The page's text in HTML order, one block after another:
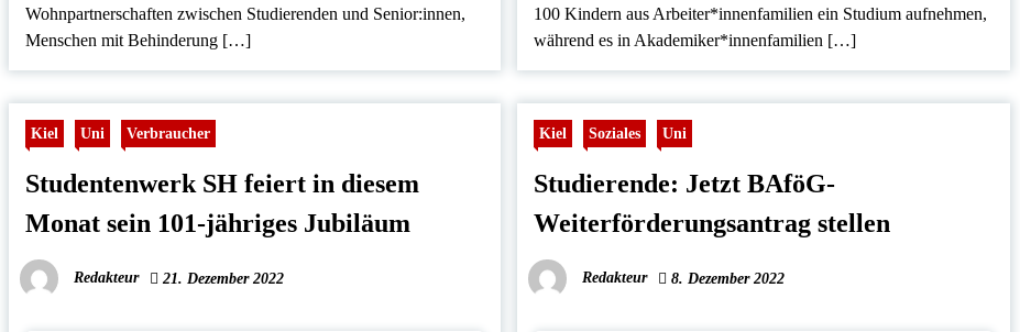
Wohnpartnerschaften zwischen Studierenden und Senior:innen,
Menschen mit Behinderung […]
100 Kindern aus Arbeiter*innenfamilien ein Studium aufnehmen,
während es in Akademiker*innenfamilien […]
Kiel Uni Verbraucher
Studentenwerk SH feiert in diesem
Monat sein 101-jähriges Jubiläum
Redakteur 21. Dezember 2022
Kiel Soziales Uni
Studierende: Jetzt BAföG-
Weiterförderungsantrag stellen
Redakteur 8. Dezember 2022